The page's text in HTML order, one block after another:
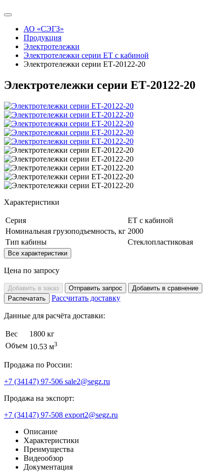
АО «СЭГЗ»
Продукция
Электротележки
Электротележки серии ЕТ с кабиной
Электротележки серии ЕТ-20122-20
Электротележки серии ЕТ-20122-20
Характеристики
Серия
ЕТ с кабиной
Номинальная грузоподъемность, кг 2000
Тип кабины
Стеклопластиковая
Все характеристики
Цена по запросу
Добавить в заказ Отправить запрос
Добавить в сравнение
Распечатать
Рассчитать доставку
Данные для расчёта доставки:
Вес
1800 кг
Объем 10.53 м3
Продажа по России:
+7 (34147) 97-506 sale2@segz.ru
Продажа на экспорт:
+7 (34147) 97-508 export2@segz.ru
Описание
Характеристики
Преимущества
Видеообзор
Документация